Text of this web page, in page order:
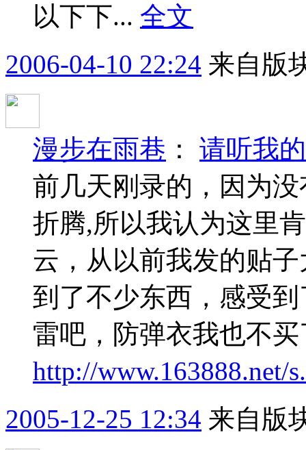
以下下... 全文
2006-04-10 22:24 来自版
漫步在雨巷 ： 请听我
前几天刚录的，因为
折腾,所以我认为这里
云，从以前我发的贴
到了不少东西，感受
雷吧，防弹衣我也不
http://www.163888.net/
2005-12-25 12:34 来自版